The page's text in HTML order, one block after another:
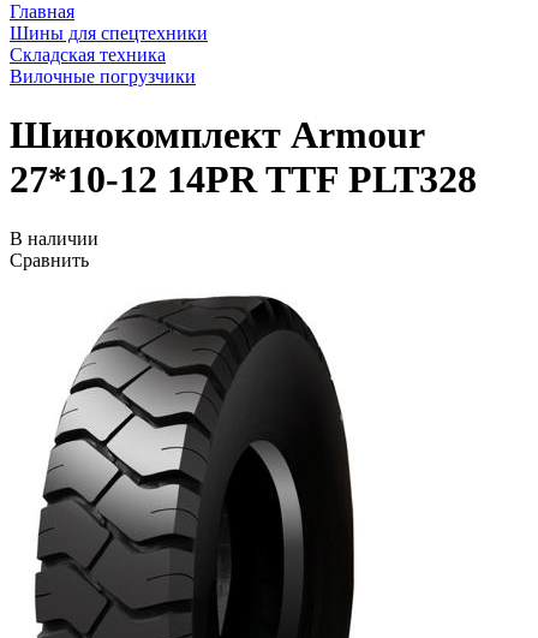
Главная
Шины для спецтехники
Складская техника
Вилочные погрузчики
Шинокомплект Armour
27*10-12 14PR TTF PLT328
В наличии
Сравнить